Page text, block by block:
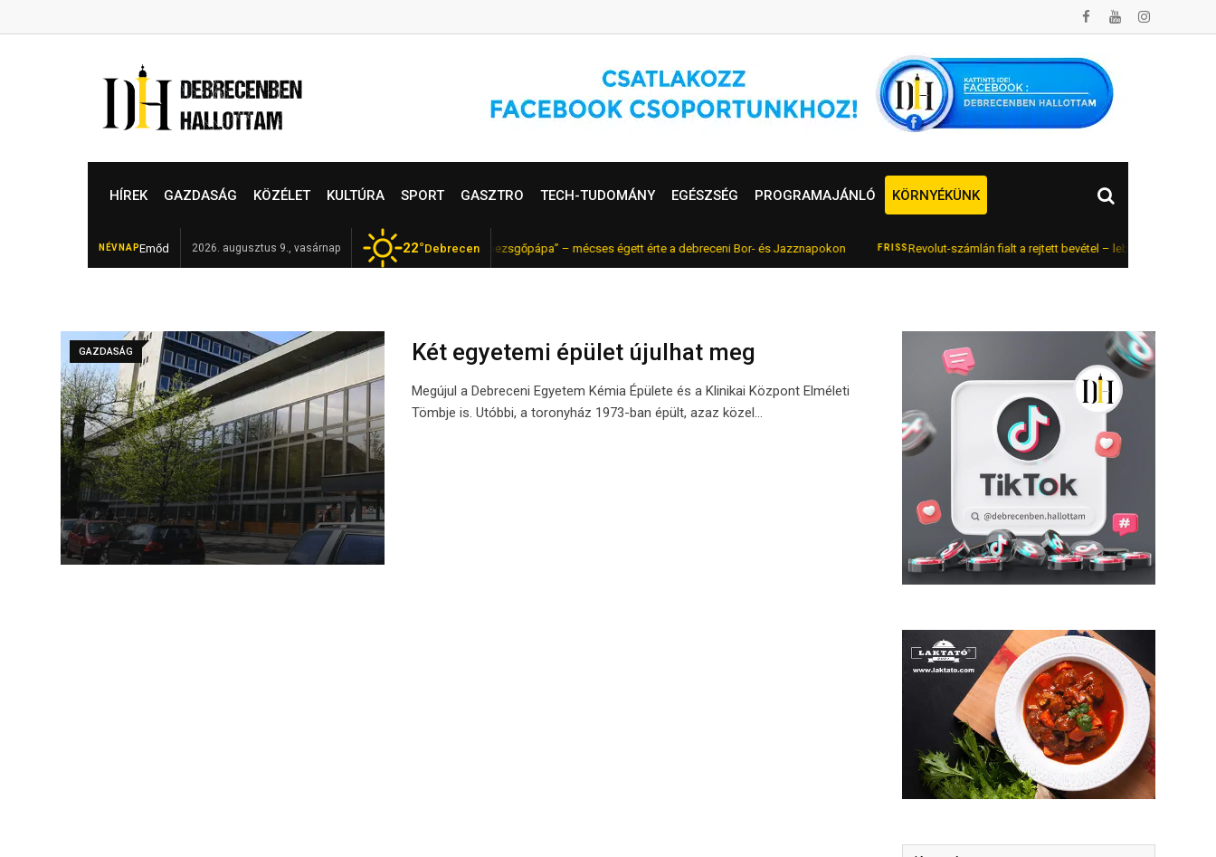
to
HÍREK GAZDASÁG KÖZÉLET KULTÚRA SPORT GASZTRO TECH-TUDOMÁNY EGÉSZSÉG PROGRAMAJÁNLÓ KÖRNYÉKÜNK
NÉVNAPEmőd 2026. augusztus 9., vasárnap 22°Debrecen
FRISSElhunyt Garamvári Vencel, a magyar „pezsgőpápa” – mécses égett érte a debreceni Bor- és Jazznapokon FRISS Revolut-számlán fialt a rejtett bevétel – lebukott az online
GAZDASÁG Két egyetemi épület újulhat meg
Megújul a Debreceni Egyetem Kémia Épülete és a Klinikai Központ Elméleti
Tömbje is. Utóbbi, a toronyház 1973-ban épült, azaz közel…